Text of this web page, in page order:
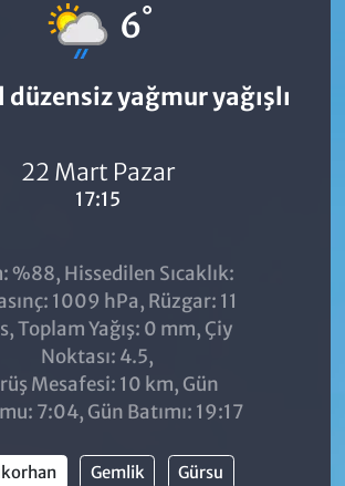
6°
düzensiz yağmur yağışlı
22 Mart Pazar
17:15
%88, Hissedilen Sıcaklık:
1009 hPa, Rüzgar: 11
Toplam Yağış: 0 mm, Çiy
Noktası: 4.5,
Mesafesi: 10 km, Gün
7:04, Gün Batımı: 19:17
Gemlik Gürsu